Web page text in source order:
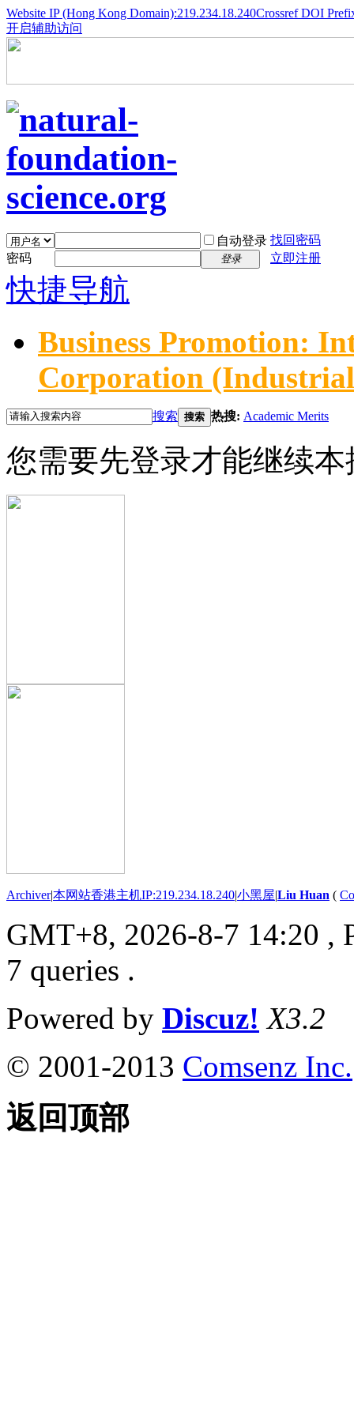
Website IP (Hong Kong Domain):219.234.18.240Crossref DOI
开启辅助访问
自动登录 找回密码
密码
登录 立即注册
快捷导航
Business Promotion:
Corporation
搜索 搜索 热搜: Academic Merits
您需要先登录才能继续本
Archiver|本网站香港主机IP:219.234.18.240|小黑屋|Liu Huan (
GMT+8, 2026-8-7 14:20 ,
7 queries .
Powered by Discuz! X3.2
© 2001-2013 Comsenz Inc.
返回顶部